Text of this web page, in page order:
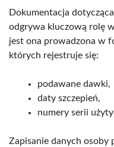
Dokumentacja dotycząca
odgrywa kluczową rolę
jest ona prowadzona w
których rejestruje się:
podawane dawki,
daty szczepień,
numery serii
Zapisanie danych osoby